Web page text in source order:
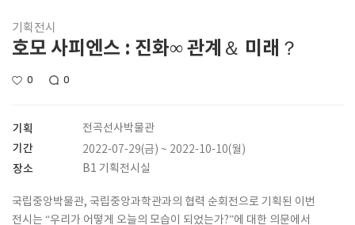
기획전시
호모 사피엔스 : 진화∞ 관계＆ 미래？
0 0
기획 전곡선사박물관
기간 2022-07-29(금) ~ 2022-10-10(월)
장소 B1 기획전시실
국립중앙박물관, 국립중앙과학관과의 협력 순회전으로 기획된 이번
전시는 “우리가 어떻게 오늘의 모습이 되었는가?”에 대한 의문에서